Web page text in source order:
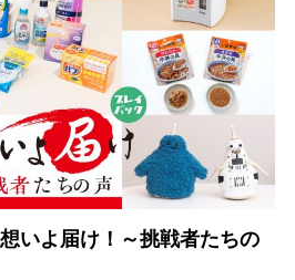
いよ届け！～挑戦者たちの